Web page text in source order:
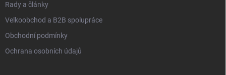
Rady a články
Velkoobchod a B2B spolupráce
Obchodní podmínky
Ochrana osobních údajů